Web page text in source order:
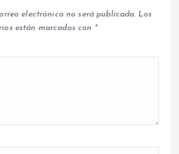
electrónico no será publicada. Los
están marcados con *